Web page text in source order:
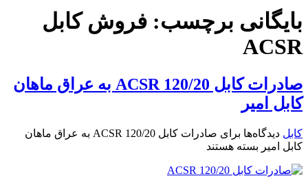
بایگانی برچسب: فروش کابل
ACSR
صادرات کابل 120/20 ACSR به عراق ماهان
کابل امیر
کابل دیدگاه‌ها
برای صادرات کابل 120/20 ACSR به عراق ماهان
کابل امیر بسته هستند